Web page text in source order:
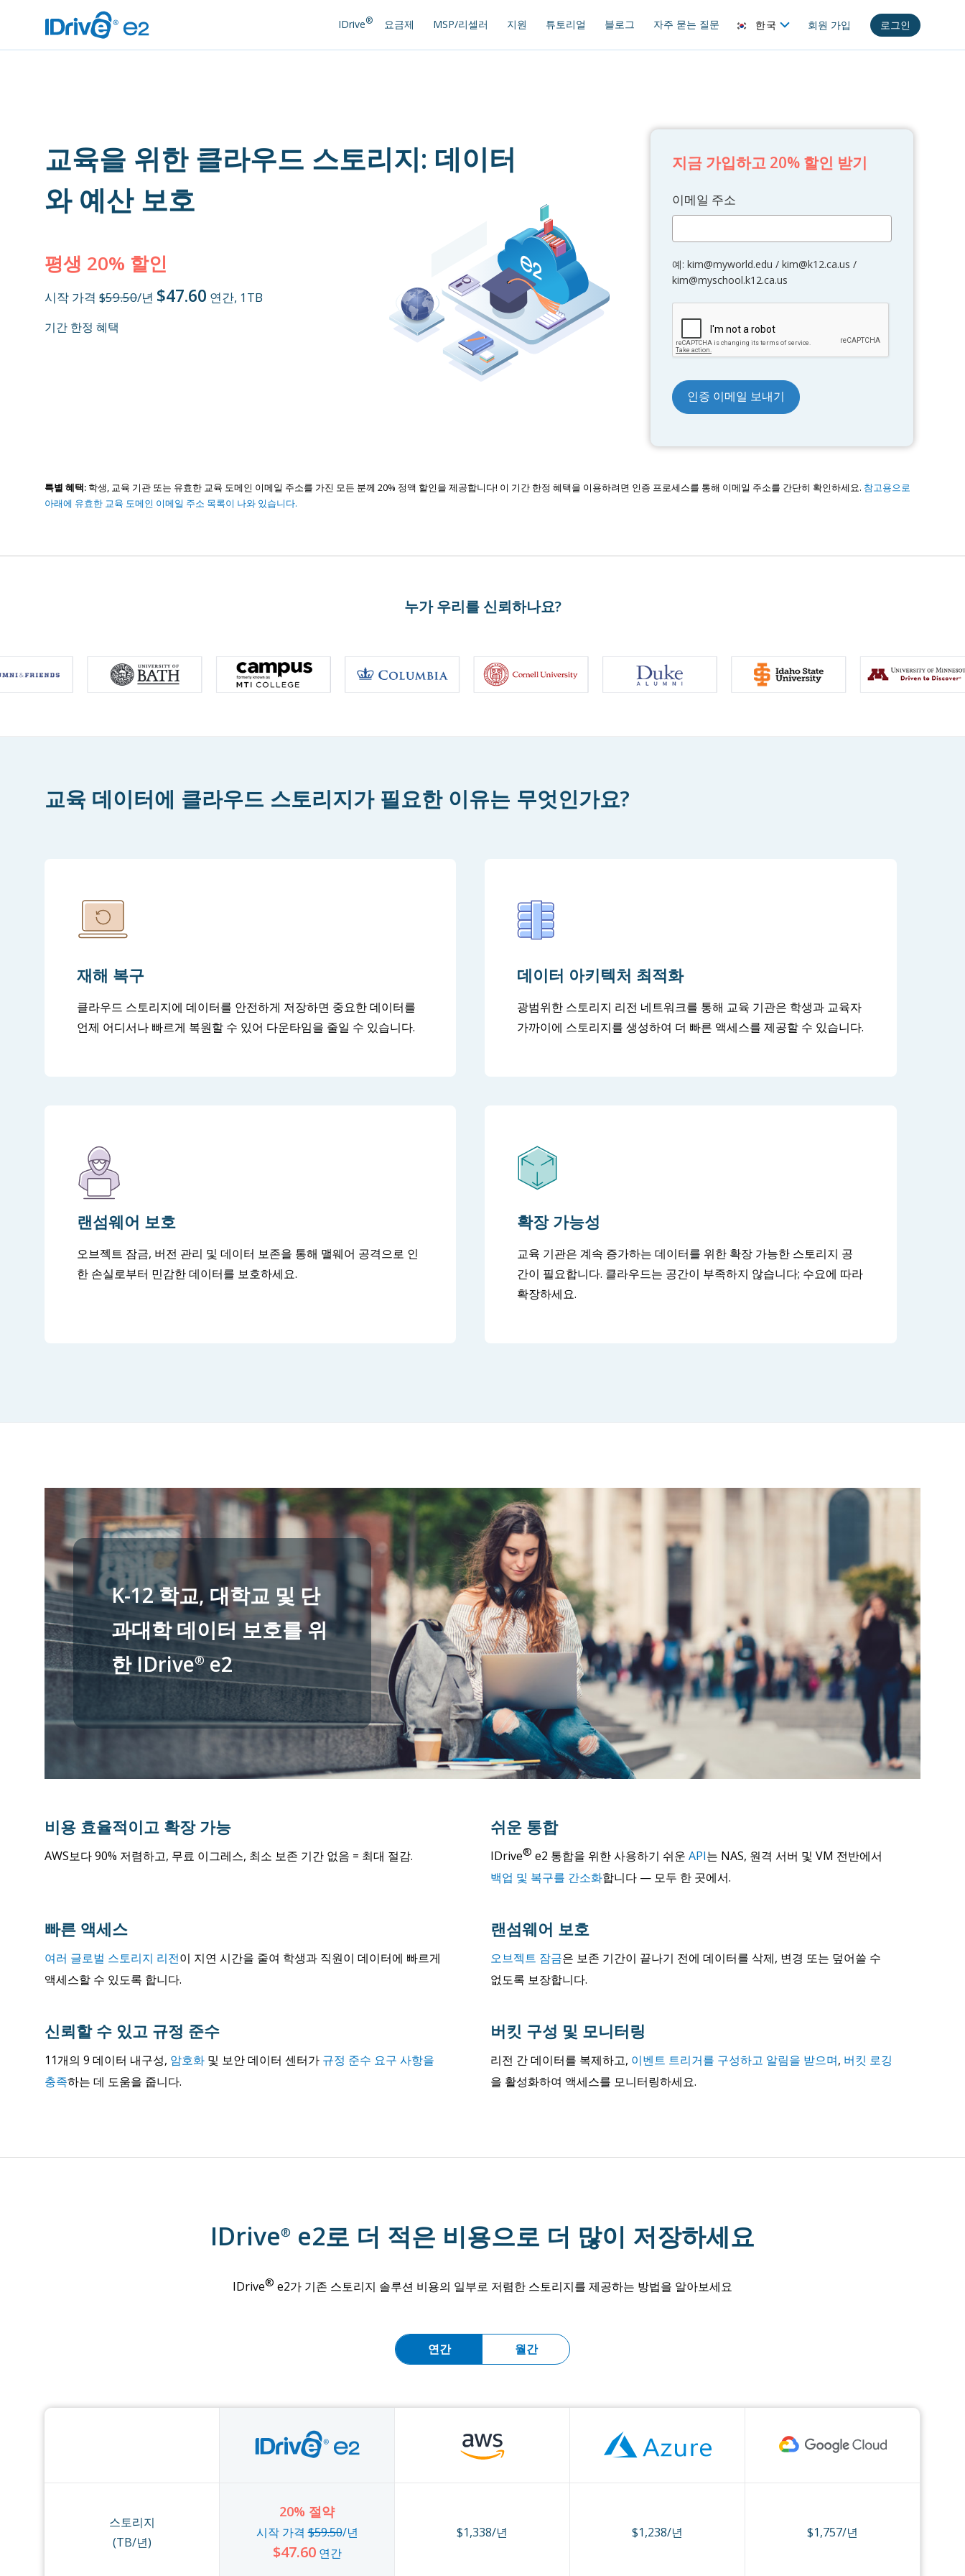
한국 회원 가입 로그인
IDrive® 요금제 MSP/리셀러 지원 튜토리얼 블로그 자주 묻는 질문
교육을 위한 클라우드 스토리지: 데이터
와 예산 보호
평생 20% 할인
시작 가격 $59.50/년 $47.60 연간, 1TB
기간 한정 혜택
지금 가입하고 20% 할인 받기
이메일 주소
예: kim@myworld.edu / kim@k12.ca.us /
kim@myschool.k12.ca.us
특별 혜택: 학생, 교육 기관 또는 유효한 교육 도메인 이메일 주소를 가진 모든 분께 20% 정액 할인을 제공합니다! 이 기간 한정 혜택을 이용하려면 인증 프로세스를 통해 이메일 주소를 간단히 확인하세요. 참고용으로
아래에 유효한 교육 도메인 이메일 주소 목록이 나와 있습니다.
누가 우리를 신뢰하나요?
교육 데이터에 클라우드 스토리지가 필요한 이유는 무엇인가요?
재해 복구
클라우드 스토리지에 데이터를 안전하게 저장하면 중요한 데이터를
언제 어디서나 빠르게 복원할 수 있어 다운타임을 줄일 수 있습니다.
데이터 아키텍처 최적화
광범위한 스토리지 리전 네트워크를 통해 교육 기관은 학생과 교육자
가까이에 스토리지를 생성하여 더 빠른 액세스를 제공할 수 있습니다.
랜섬웨어 보호
오브젝트 잠금, 버전 관리 및 데이터 보존을 통해 맬웨어 공격으로 인
한 손실로부터 민감한 데이터를 보호하세요.
확장 가능성
교육 기관은 계속 증가하는 데이터를 위한 확장 가능한 스토리지 공
간이 필요합니다. 클라우드는 공간이 부족하지 않습니다; 수요에 따라
확장하세요.
K-12 학교, 대학교 및 단
과대학 데이터 보호를 위
한 IDrive®e2
비용 효율적이고 확장 가능
AWS보다 90% 저렴하고, 무료 이그레스, 최소 보존 기간 없음 = 최대 절감.
쉬운 통합
IDrive® e2 통합을 위한 사용하기 쉬운API는 NAS, 원격 서버 및 VM 전반에서
백업 및 복구를 간소화합니다 — 모두 한 곳에서.
빠른 액세스
여러 글로벌 스토리지 리전이 지연 시간을 줄여 학생과 직원이 데이터에 빠르게
액세스할 수 있도록 합니다.
랜섬웨어 보호
오브젝트 잠금은 보존 기간이 끝나기 전에 데이터를 삭제, 변경 또는 덮어쓸 수
없도록 보장합니다.
신뢰할 수 있고 규정 준수
11개의 9 데이터 내구성, 암호화 및 보안 데이터 센터가 규정 준수 요구 사항을
충족하는 데 도움을 줍니다.
버킷 구성 및 모니터링
리전 간 데이터를 복제하고, 이벤트 트리거를 구성하고 알림을 받으며, 버킷 로깅
을 활성화하여 액세스를 모니터링하세요.
IDrive® e2로 더 적은 비용으로 더 많이 저장하세요
IDrive® e2가 기존 스토리지 솔루션 비용의 일부로 저렴한 스토리지를 제공하는 방법을 알아보세요
연간 월간
스토리지
(TB/년)
20% 절약
시작 가격$59.50/년
$47.60연간
$1,338/년 $1,238/년 $1,757/년